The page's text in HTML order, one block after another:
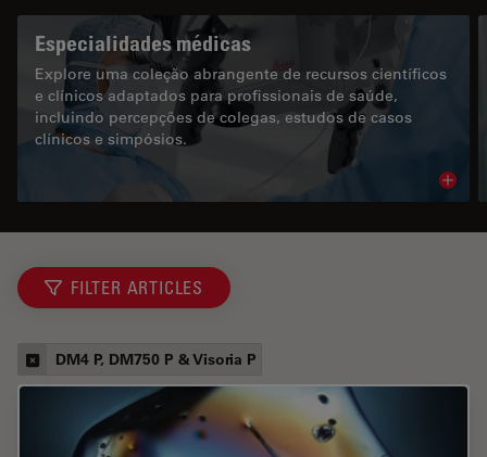
Especialidades médicas
Explore uma coleção abrangente de recursos científicos
e clínicos adaptados para profissionais de saúde,
incluindo percepções de colegas, estudos de casos
clínicos e simpósios.
FILTER ARTICLES
DM4 P, DM750 P & Visoria P